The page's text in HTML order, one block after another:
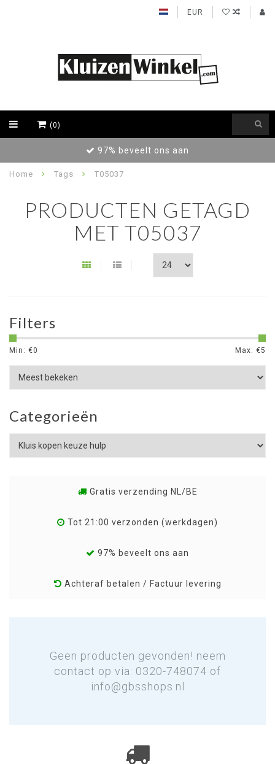
EUR
(0)
97% beveelt ons aan
Home Tags T05037
PRODUCTEN GETAGD
MET T05037
Filters
Min: €0 Max: €5
Categorieën
Gratis verzending NL/BE
Tot 21:00 verzonden (werkdagen)
97% beveelt ons aan
Achteraf betalen / Factuur levering
Geen producten gevonden! neem
contact op via: 0320-748074 of
info@gbsshops.nl